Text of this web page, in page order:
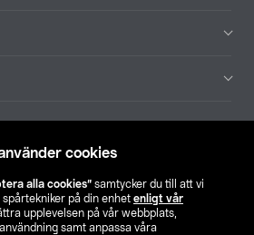
cookies
alla cookies” samtycker du till att vi
på din enhet enligt vår
upplevelsen på vår webbplats,
samt anpassa våra
Hitta butik